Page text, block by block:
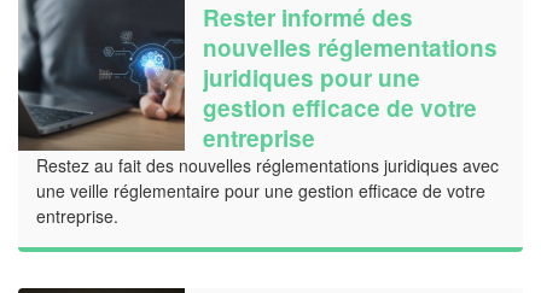
Rester informé des
nouvelles réglementations
juridiques pour une
gestion efficace de votre
entreprise
Restez au fait des nouvelles réglementations juridiques avec
une veille réglementaire pour une gestion efficace de votre
entreprise.